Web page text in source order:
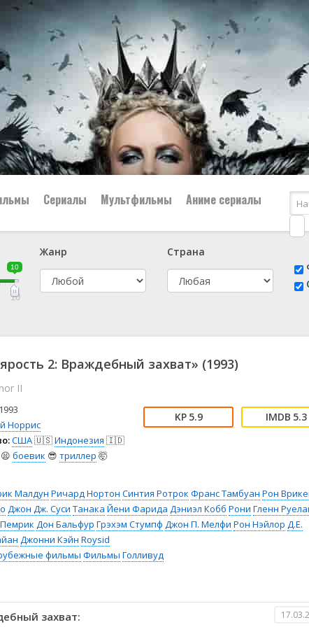
👨‍✈️ Военный
🕵️‍♂️ Детектив
👨‍💼 Новости
🎒 Приключения
тв
😱 Ужасы
🤠 Фильм-нуар
🧝‍♂️ Фэнтези
Сериалы Мультфильмы Аниме сериалы
10
10
Жанр
Страна
2: Враждебный захват» (1993)
II
1993
Норрис
США🇺🇸Индонезия 🇮🇩
😫 боевик 😎 триллер 🤯
5.9 5.3
Малдун Ричард Нортон Синтия Ротрок Франс Тамбуан Рон
Джон Дж. Суси Танака Йени Фарида Дэниэл Кобб Рони Гленн
Дон Бальфур Грэхэм Стумпф Джон П. Мелфи Рон Нэйлор Д.Е.
Джонни Кэйн Roysid
фильмы Фильмы Голливуд
захват: